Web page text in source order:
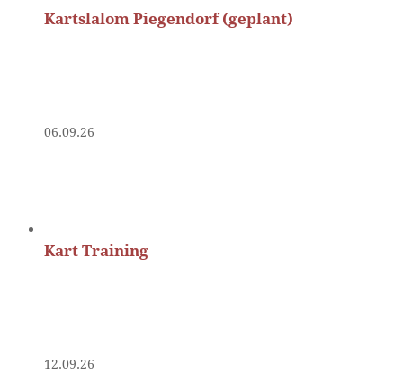
Kartslalom Piegendorf (geplant)
06.09.26
Kart Training
12.09.26